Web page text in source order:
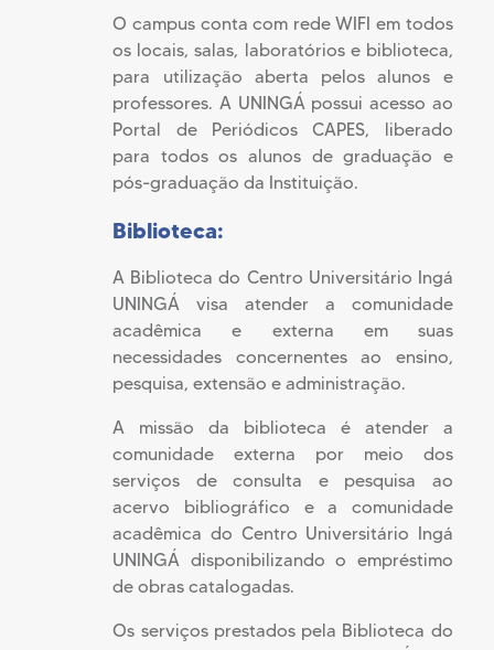
O campus conta com rede WIFI em todos
os locais, salas, laboratórios e biblioteca,
para utilização aberta pelos alunos e
professores. A UNINGÁ possui acesso ao
Portal de Periódicos CAPES, liberado
para todos os alunos de graduação e
pós-graduação da Instituição.
Biblioteca:
A Biblioteca do Centro Universitário Ingá
UNINGÁ visa atender a comunidade
acadêmica e externa em suas
necessidades concernentes ao ensino,
pesquisa, extensão e administração.
A missão da biblioteca é atender a
comunidade externa por meio dos
serviços de consulta e pesquisa ao
acervo bibliográfico e a comunidade
acadêmica do Centro Universitário Ingá
UNINGÁ disponibilizando o empréstimo
de obras catalogadas.
Os serviços prestados pela Biblioteca do